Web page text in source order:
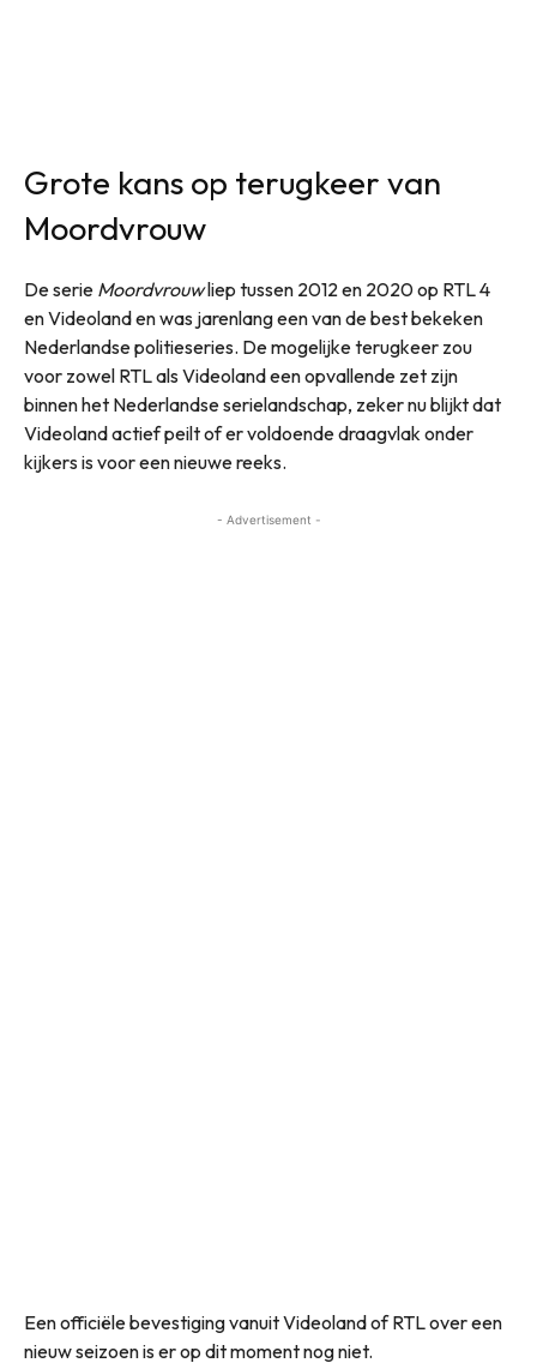
Grote kans op terugkeer van
Moordvrouw
De serie Moordvrouwliep tussen 2012 en 2020 op RTL 4
en Videoland en was jarenlang een van de best bekeken
Nederlandse politieseries. De mogelijke terugkeer zou
voor zowel RTL als Videoland een opvallende zet zijn
binnen het Nederlandse serielandschap, zeker nu blijkt dat
Videoland actief peilt of er voldoende draagvlak onder
kijkers is voor een nieuwe reeks.
- Advertisement -
Een officiële bevestiging vanuit Videoland of RTL over een
nieuw seizoen is er op dit moment nog niet.